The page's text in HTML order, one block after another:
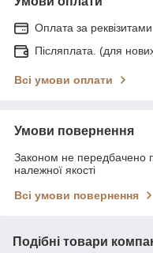
Оплата за реквізитами
Післяплата. (для
Всі умови оплати
Умови повернення
Законом не передбачено
належної якості
Всі умови повернення
Подібні товари